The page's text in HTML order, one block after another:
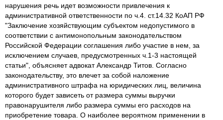
нарушения речь идет возможности привлечения к
административной ответственности по ч.4. ст.14.32 КоАП РФ
"Заключение хозяйствующим субъектом недопустимого в
соответствии с антимонопольным законодательством
Российской Федерации соглашения либо участие в нем, за
исключением случаев, предусмотренных ч.1-3 настоящей
статьи", объясняет адвокат Александр Титов. Согласно
законодательству, это влечет за собой наложение
административного штрафа на юридических лиц, величина
которого будет зависеть от размера суммы выручки
правонарушителя либо размера суммы его расходов на
приобретение товара. О наиболее вероятном применении в